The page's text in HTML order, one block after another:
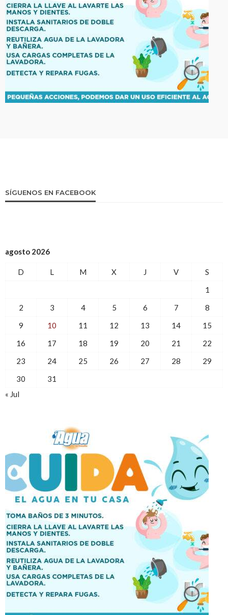
SÍGUENOS EN FACEBOOK
agosto 2026
D L M X J V
S
1
2
3 4 5 6 7
8
9
10 11 12 13 14
15
16
17 18 19 20 21
22
23
24 25 26 27 28
29
30
31
« Jul